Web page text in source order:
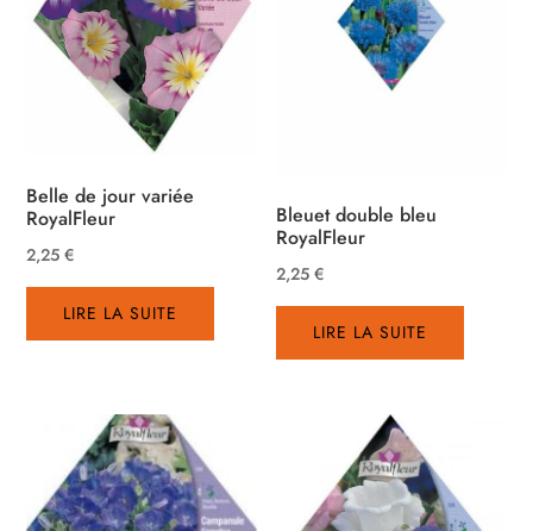
Belle de jour variée
RoyalFleur
2,25€
LIRE LA SUITE
Bleuet double bleu
RoyalFleur
2,25€
LIRE LA SUITE